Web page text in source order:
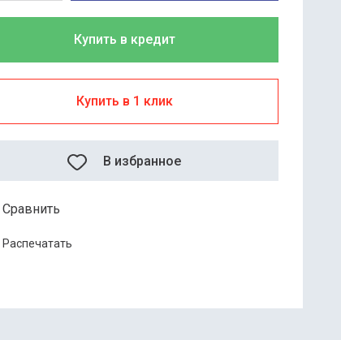
Купить в кредит
Купить в 1 клик
Сравнить
В избранное
Распечатать